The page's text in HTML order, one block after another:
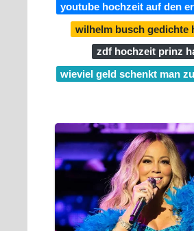
youtube hochzeit auf den
wilhelm busch gedichte
zdf hochzeit prinz
wieviel geld schenkt man